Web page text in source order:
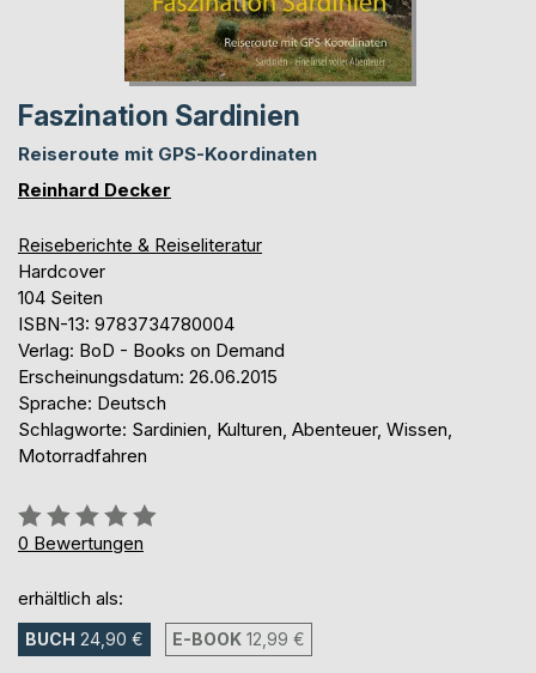
Faszination Sardinien
Reiseroute mit GPS-Koordinaten
Reinhard Decker
Reiseberichte & Reiseliteratur
Hardcover
104 Seiten
ISBN-13: 9783734780004
Verlag: BoD - Books on Demand
Erscheinungsdatum: 26.06.2015
Sprache: Deutsch
Schlagworte: Sardinien, Kulturen, Abenteuer, Wissen,
Motorradfahren
Bewertung::
0%
0 Bewertungen
erhältlich als:
BUCH 24,90 € E-BOOK 12,99 €